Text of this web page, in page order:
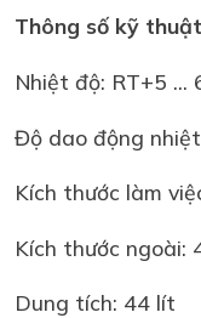
Thông số kỹ
Nhiệt độ: RT+5 ...
Độ dao động
Kích thước làm
Kích thước ngoài:
Dung tích: 44 lít